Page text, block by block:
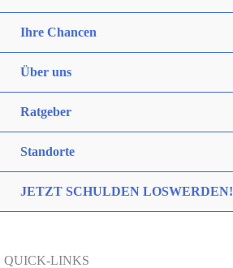
Ihre Chancen
Über uns
Ratgeber
Standorte
JETZT SCHULDEN LOSWERDEN!
QUICK-LINKS